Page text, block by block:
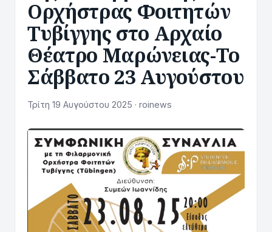
Ορχήστρας Φοιτητών
Τυβίγγης στο Αρχαίο
Θέατρο Μαρώνειας-To
Σάββατο 23 Αυγούστου
Τρίτη 19 Αυγούστου 2025 · roinews